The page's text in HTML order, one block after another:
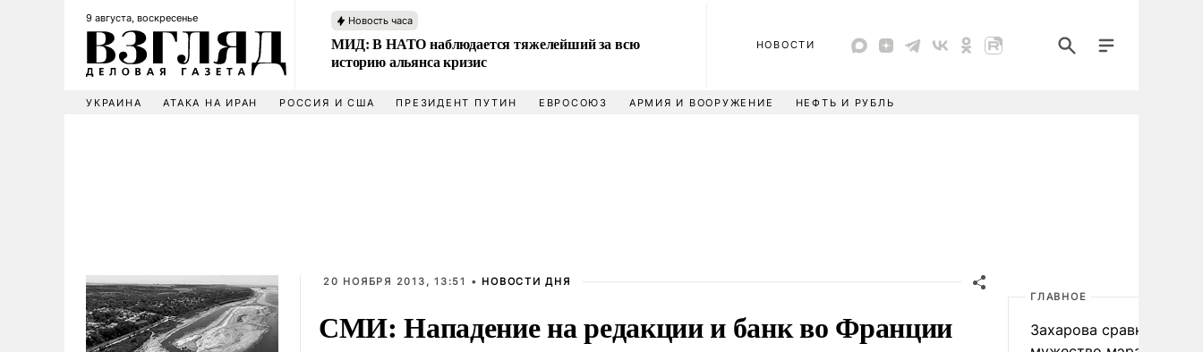
9 августа, воскресенье Новость часа
МИД: В НАТО наблюдается тяжелейший за всю
историю альянса кризис
НОВОСТИ
УКРАИНА АТАКА НА ИРАН РОССИЯ И США ПРЕЗИДЕНТ ПУТИН ЕВРОСОЮЗ АРМИЯ И ВООРУЖЕНИЕ НЕФТЬ И РУБЛЬ
20 НОЯБРЯ 2013, 13:51 • НОВОСТИ ДНЯ
СМИ: Нападение на редакции и банк во Франции
ГЛАВНОЕ
Захарова сравнила